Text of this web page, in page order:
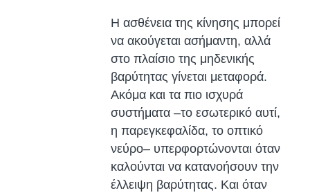
Η ασθένεια της κίνησης μπορεί
να ακούγεται ασήμαντη, αλλά
στο πλαίσιο της μηδενικής
βαρύτητας γίνεται μεταφορά.
Ακόμα και τα πιο ισχυρά
συστήματα –το εσωτερικό αυτί,
η παρεγκεφαλίδα, το οπτικό
νεύρο– υπερφορτώνονται όταν
καλούνται να κατανοήσουν την
έλλειψη βαρύτητας. Και όταν